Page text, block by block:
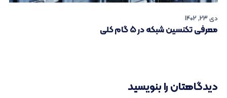
دی 23, 1402
معرفی تکنسین شبکه در ۵ گام کلی
دیدگاهتان را بنویسید